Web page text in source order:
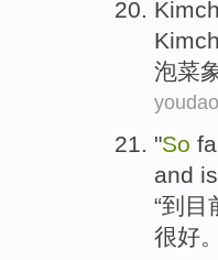
泡菜
youdao
"So
and
“到目
很好